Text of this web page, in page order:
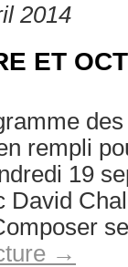
2014
ET
rempli
19
David
→